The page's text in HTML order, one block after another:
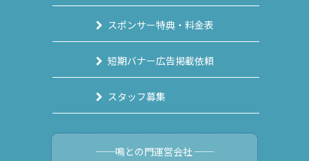
スポンサー特典・料金表
短期バナー広告掲載依頼
スタッフ募集
──鳴との門運営会社 ──